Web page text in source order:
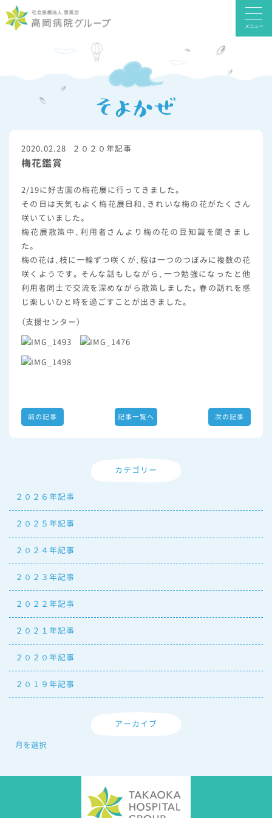
メニュー
2020.02.28 ２０２０年記事
梅花鑑賞
2/19に好古園の梅花展に行ってきました。
その日は天気もよく梅花展日和、きれいな梅の花がたくさん
咲いていました。
梅花展散策中、利用者さんより梅の花の豆知識を聞きまし
た。
梅の花は、枝に一輪ずつ咲くが、桜は一つのつぼみに複数の花
咲くようです。そんな話もしながら、一つ勉強になったと他
利用者同士で交流を深めながら散策しました。春の訪れを感
じ楽しいひと時を過ごすことが出きました。
（支援センター）
前の記事 次の記事
記事一覧へ
カテゴリー
２０２６年記事
２０２５年記事
２０２４年記事
２０２３年記事
２０２２年記事
２０２１年記事
２０２０年記事
２０１９年記事
アーカイブ